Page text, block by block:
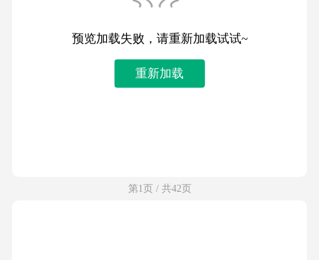
预览加载失败，请重新加载试试~
重新加载
第1页 / 共42页